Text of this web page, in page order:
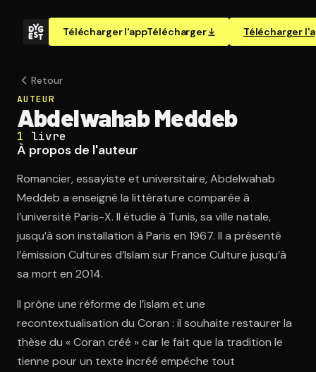
Télécharger l'appTélécharger Télécharger
Ouvre l'app Appareil photo, pointe sur le code. C'est gratuit à
Retour
AUTEUR
Abdelwahab Meddeb
1 livre
À propos de l'auteur
Romancier, essayiste et universitaire, Abdelwahab
Meddeb a enseigné la littérature comparée à
l’université Paris-X. Il étudie à Tunis, sa ville natale,
jusqu’à son installation à Paris en 1967. Il a présenté
l’émission Cultures d’Islam sur France Culture jusqu’à
sa mort en 2014.
Il prône une réforme de l’islam et une
recontextualisation du Coran : il souhaite restaurer la
thèse du « Coran créé » car le fait que la tradition le
tienne pour un texte incréé empêche tout